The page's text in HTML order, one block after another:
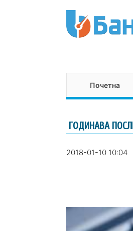
Почетна
ГОДИНАВА
2018-01-10 10:04